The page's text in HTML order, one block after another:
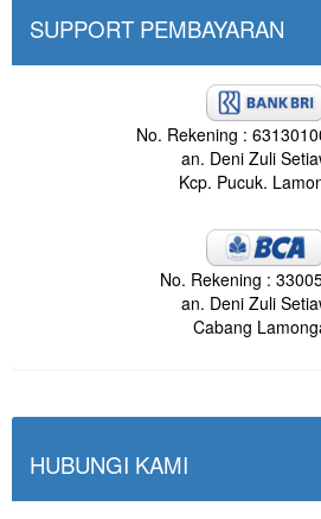
SUPPORT PEMBAYARAN
No. Rekening :
an. Deni Zuli
Kcp. Pucuk.
No. Rekening :
an. Deni Zuli
Cabang
HUBUNGI KAMI